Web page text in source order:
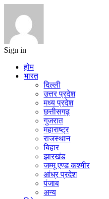
Sign in
होम
भारत
दिल्ली
उत्तर प्रदेश
मध्य प्रदेश
छत्तीसगढ़
गुजरात
महाराष्ट्र
राजस्थान
बिहार
झारखंड
जम्मू एण्ड कश्मीर
आंध्र प्रदेश
पंजाब
अन्य